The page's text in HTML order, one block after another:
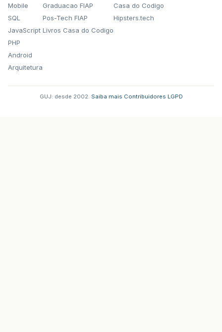
Mobile
SQL
JavaScript
PHP
Android
Arquitetura
Graduacao FIAP
Pos-Tech FIAP
Livros Casa do Codigo
Casa do Codigo
Hipsters.tech
GUJ: desde 2002. Saiba mais Contribuidores LGPD